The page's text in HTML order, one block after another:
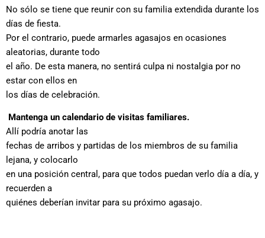
No sólo se tiene que reunir con su familia extendida durante los
días de fiesta.
Por el contrario, puede armarles agasajos en ocasiones
aleatorias, durante todo
el año. De esta manera, no sentirá culpa ni nostalgia por no
estar con ellos en
los días de celebración.
Mantenga un calendario de visitas familiares.
Allí podría anotar las
fechas de arribos y partidas de los miembros de su familia
lejana, y colocarlo
en una posición central, para que todos puedan verlo día a día, y
recuerden a
quiénes deberían invitar para su próximo agasajo.